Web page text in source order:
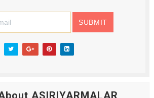
ASIRIYARMALAR